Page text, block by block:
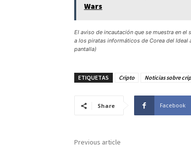
Wars
El aviso de incautación que se muestra en
a los piratas informáticos de Corea del Ideal
pantalla)
ETIQUETAS Cripto Noticias sobre
Share Facebook
Previous article